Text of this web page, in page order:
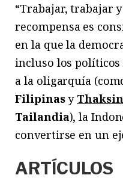
“Trabajar, trabajar
recompensa es
en la que la
incluso los
a la oligarquía
Filipinasy
Tailandia), la
convertirse en un
ARTÍCULOS